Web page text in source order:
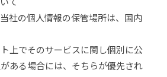
て
社の個人情報の保管場所は、国内
上でそのサービスに関し個別に公
ある場合には、そちらが優先され